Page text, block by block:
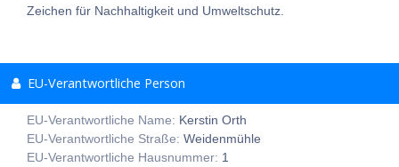
Zeichen für Nachhaltigkeit und Umweltschutz.
EU-Verantwortliche Person
EU-Verantwortliche Name: Kerstin Orth
EU-Verantwortliche Straße: Weidenmühle
EU-Verantwortliche Hausnummer: 1